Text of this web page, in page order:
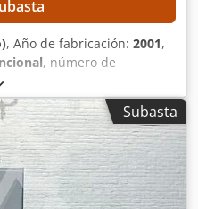
, Año de fabricación: 2001,
, número de
de giro sobre carro
de giro sobre corredera de
mm, velocidad del cabezal
centros:1.500 mm,
Diámetro de torneado sobre
sobre el
velocidad del husillo: 2 –
Subasta